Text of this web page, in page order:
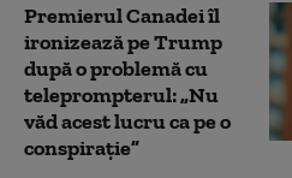
Premierul Canadei îl
ironizează pe Trump
după o problemă cu
teleprompterul: „Nu
văd acest lucru ca pe o
conspirație”